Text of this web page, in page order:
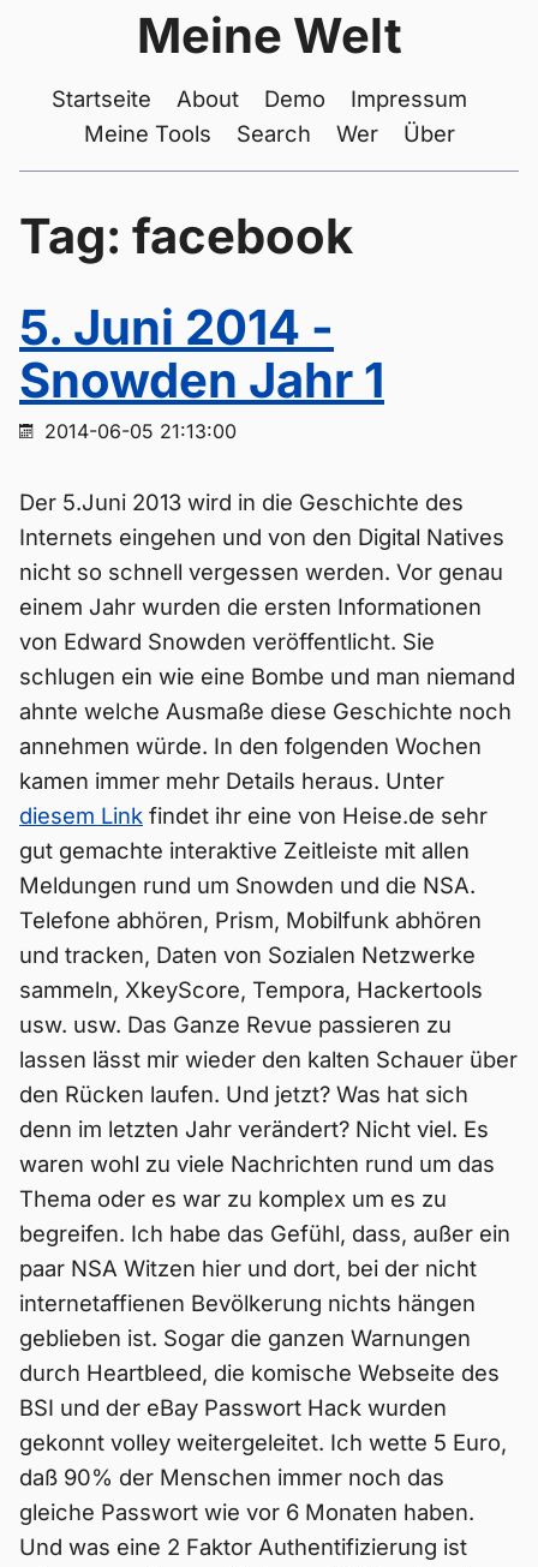
Meine Welt
Startseite About Demo
Impressum
Meine Tools
Search Wer Über
Tag: facebook
5. Juni 2014 -
Snowden Jahr 1
2014-06-05 21:13:00
Der 5.Juni 2013 wird in die Geschichte des
Internets eingehen und von den Digital Natives
nicht so schnell vergessen werden. Vor genau
einem Jahr wurden die ersten Informationen
von Edward Snowden veröffentlicht. Sie
schlugen ein wie eine Bombe und man niemand
ahnte welche Ausmaße diese Geschichte noch
annehmen würde. In den folgenden Wochen
kamen immer mehr Details heraus. Unter
diesem Link findet ihr eine von Heise.de sehr
gut gemachte interaktive Zeitleiste mit allen
Meldungen rund um Snowden und die NSA.
Telefone abhören, Prism, Mobilfunk abhören
und tracken, Daten von Sozialen Netzwerke
sammeln, XkeyScore, Tempora, Hackertools
usw. usw. Das Ganze Revue passieren zu
lassen lässt mir wieder den kalten Schauer über
den Rücken laufen. Und jetzt? Was hat sich
denn im letzten Jahr verändert? Nicht viel. Es
waren wohl zu viele Nachrichten rund um das
Thema oder es war zu komplex um es zu
begreifen. Ich habe das Gefühl, dass, außer ein
paar NSA Witzen hier und dort, bei der nicht
internetaffienen Bevölkerung nichts hängen
geblieben ist. Sogar die ganzen Warnungen
durch Heartbleed, die komische Webseite des
BSI und der eBay Passwort Hack wurden
gekonnt volley weitergeleitet. Ich wette 5 Euro,
daß 90% der Menschen immer noch das
gleiche Passwort wie vor 6 Monaten haben.
Und was eine 2 Faktor Authentifizierung ist